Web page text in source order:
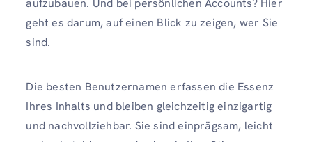
aufzubauen. Und bei persönlichen Accounts? Hier
geht es darum, auf einen Blick zu zeigen, wer Sie
sind.
Die besten Benutzernamen erfassen die Essenz
Ihres Inhalts und bleiben gleichzeitig einzigartig
und nachvollziehbar. Sie sind einprägsam, leicht